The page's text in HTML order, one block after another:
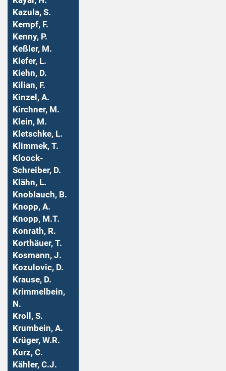
Kazula, S.
Kempf, F.
Kenny, P.
Keßler, M.
Kiefer, L.
Kiehn, D.
Kilian, F.
Kinzel, A.
Kirchner, M.
Klein, M.
Kletschke, L.
Klimmek, T.
Kloock-
Schreiber, D.
Klähn, L.
Knoblauch, B.
Knopp, A.
Knopp, M.T.
Konrath, R.
Korthäuer, T.
Kosmann, J.
Kozulovic, D.
Krause, D.
Krimmelbein,
N.
Kroll, S.
Krumbein, A.
Krüger, W.R.
Kurz, C.
Kähler, C.J.